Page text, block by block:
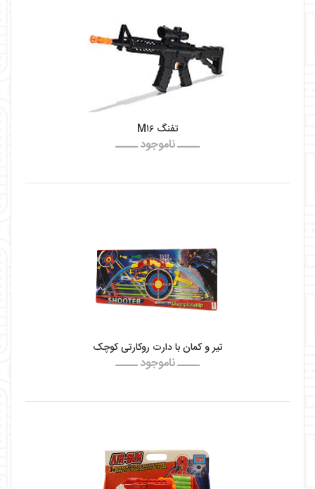
تفنگ M۱۶
ـــــ ناموجود ـــــ
تیر و کمان با دارت روکارتی کوچک
ـــــ ناموجود ـــــ